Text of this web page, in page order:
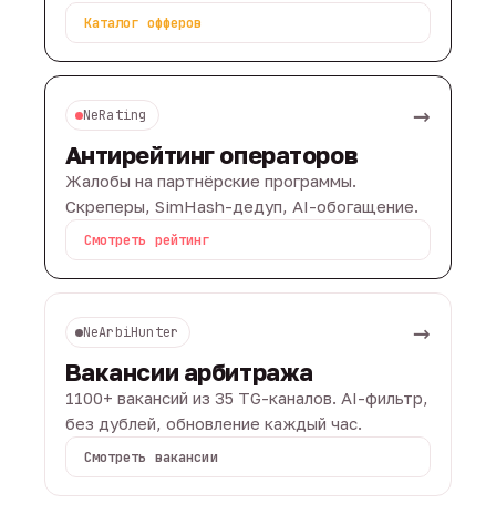
Каталог офферов
NeRating →
Антирейтинг операторов
Жалобы на партнёрские программы.
Скреперы, SimHash-дедуп, AI-обогащение.
Смотреть рейтинг
NeArbiHunter →
Вакансии арбитража
1100+ вакансий из 35 TG-каналов. AI-фильтр,
без дублей, обновление каждый час.
Смотреть вакансии